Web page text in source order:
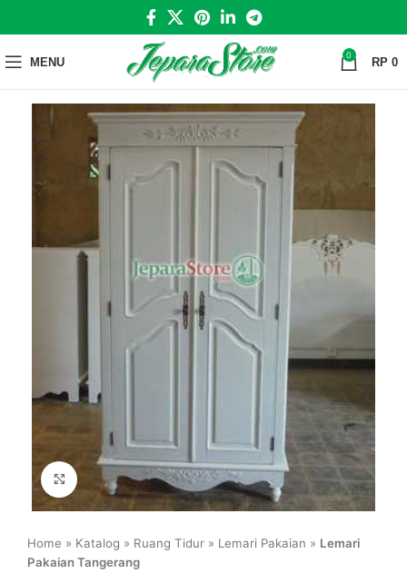
MENU 0 RP 0
Click to enlarge
Home » Katalog » Ruang Tidur » Lemari Pakaian » Lemari
Pakaian Tangerang